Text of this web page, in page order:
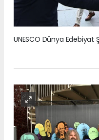
UNESCO Dünya